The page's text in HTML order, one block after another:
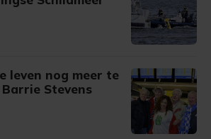
leven nog meer te
Stevens